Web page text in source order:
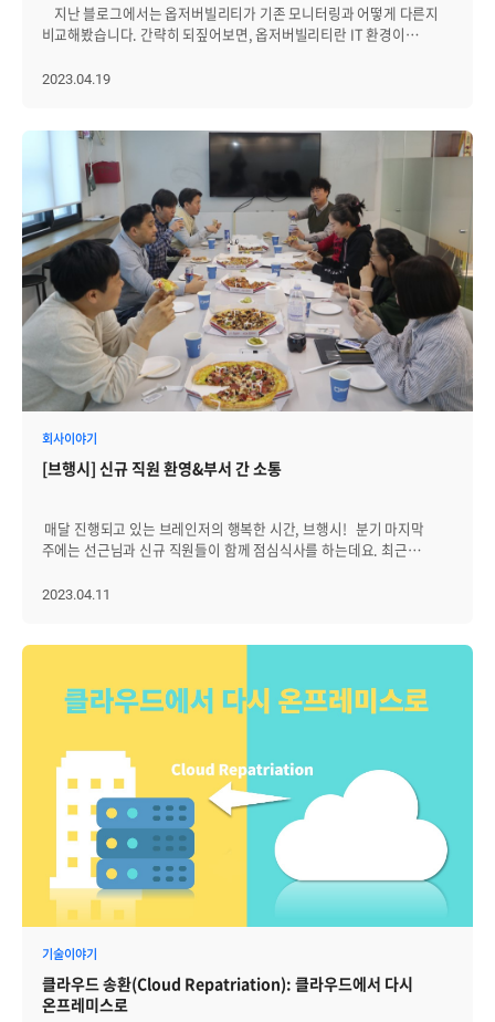
하는 분들에게 도움이 됐으면 좋겠습니다. 그리고 원하는 결과를 얻어
회사의 좋은 팀원분들과 함께 일하면서 서로의 성장을 도와주게 되길
하겠습니다. 시간 내어 긴 글 읽어주셔서 감사합니다.
직접 옵저버빌리티를 구현하기 위해서는 먼저 필요한 데이터를
수집해야 합니다. 필요한 데이터가 무엇인지, 어떤 방식으로 수집할지
및 설정합니다. 이 단계는 시간이 가장 오래 걸리고, 나중에 잘못된
이 단계에서 주의할 점은 예전처럼 여러 소스에서 수집한 데이터를
단순하게 저장하는 것이 아니라, 전체적인 관점에서 어떤 이벤트가
일어나는지를 추적이 가능하도록 데이터 간의 연결과 선후 관계를
설정하는 것입니다. 어려운 점은 새로운 클라우드 기술을 도입하거나
기존의 인프라나 애플리케이션에서 변경이 발생할 때마다 데이터를
계속해서 정리를 해야 하는데, 이를 위해 플랫폼을 지속적으로 수정하고
구성을 추가해야 한다는 것입니다. 마지막으로 부정확한 경고들은
제거해야 합니다. 비즈니스 상황과 데이터는 계속해서 변화하기 때문에
이에 맞게 베이스 라인을 지속적으로 확인하고, 임계치를 조정해서
불필요한 알람이나 노이즈 데이터가 생기는 것을 방지해야 합니다.
결론적으로 직접 옵저버빌리티를 구현하는 것은 처음에는 쉬워 보여도
고급 인력과 많은 시간을 확보해야 하며, 별개로 시간이 지남에 따라서
효율성과 확장성이 떨어진다는 점을 감안하면 대부분의 기업은
감당하기 어렵다고 할 수 있습니다. 그렇다면, Zenius(제니우스)
향상을 위한 가장 기본적인 기능은 토폴로지맵 또는 대시보드입니다.
다양한 인프라의 물리적 논리적 연결구조들을 한 눈에 시각적으로
파악할 수 있도록 해야 합니다. Zenius는 각 인프라별 상황을 한 눈에 볼
서비스 별 상황들을 감시할 수 있는 대시보드 등 크게 세가지의 뷰어
(Viewer)를 제공합니다. 인프라의 구성 상황에 따라 다층적으로
줍니다. 이러한 뷰어들은 기존 ‘모니터링’의 개념에서 ‘옵저버빌리티’
기본적으로 탑재돼 있습니다. 복합감시를 대표 기능에는 ERMS(Event
Relation Management System), 스냅샷 그리고 조치 자동화 등을 들
이용해 새로운 감시 기준을 만들어, 의미있는 이벤트를 생성해
사용자에게 개별 장비 수준이 아닌 서비스 관점에서 정확한 상황 정
보를 제공합니다. l 스냅샷은 서비스 동작에서 이벤트가 발생했을 때,
당시 상황을 Rawdata 기반으로 그대로 재현하는 기능으로 SMS,
DBMS, APM, NMS 등 모든 인프라를 동시에 볼 수 있습니다. l 조치
자동화는 ERMS를 자동운영시스템과 연동해, 특정 상황에서 자동으로
스크립트를 실행해 제어하는 기능입니다. 트레이싱 기능은 APM에서
제공하는 기능으로, WAS(Web Application Server)에 인입되고
처리되는 모든 트랜잭션들을 실시간으로 모니터링하고 지연되고 있는
상황을 토폴로지 뷰를 통해 가시적으로 분석할 수 있습니다. 사용자는
연결된 DB, 네트워크 등 여러 노드들 간의 응답속도 및 시간들을
직관적으로 파악할 수 있습니다. 제니우스의 또 다른 옵저버빌리티는
지난 블로그에서는 옵저버빌리티가 기존 모니터링과 어떻게 다른지
비교해봤습니다. 간략히 되짚어보면, 옵저버빌리티란 IT 환경이
해결하기 위해 서비스의 내부 상태와 동작을 이해하는 능력입니다.
수집하고 분석하여 IT시스템의 근본 원인에 접근하고, IT 운영 전문가의
노하우를 바탕으로 각 메트릭별 상관관계를 분석해 미래의 장애를
예측하는 인사이트를 강조합니다. 이번 블로그에서는 옵저버빌리티
확보에 가장 기본이자 중요한 정보 소스인 로깅, 메트릭, 트레이싱을
중심으로 알아보겠습니다. 이 세가지 소스는 시스템의 정확한
모니터링을 보장하고, 문제가 발생할 때 무엇이 잘못됐는지 근본원인을
추적하고, 전체 기능을 개선하는 데 도움이 되는 방법들입니다. 물론 이
세가지 방법만으로 옵저버빌리티가 확보됐다고 할 수는 없습니다.
옵저버빌리티 확보를 위해서는 로깅, 메트릭, 트레이싱을 통합해
이벤트의 상관관계를 분석하고, 데이터 시각화로 사용자에게
인사이트를 제공하는 능력이 추가돼야 합니다. l Logging : 시스템
내에서 발생하는 이벤트를 인지하고 향후 분석을 위해 저장하는
프로세스 l Metric : 응답 시간 또는 오류율과 같은 시스템 성능을
설명하는 숫자 값 l Tracing: 개발자가 병목 현상과 성능 문제를 식별할
수 있도록 서비스 호출 경로와 시간을 추적하는 프로세스 Logging
프로세스입니다. 로깅은 시스템 동작을 이해하고 문제를 진단하는 데
들어 웹 애플리케이션에 문제가 발생한 경우 로그를 남기는데, 메트릭을
통해서는 이 문제를 발견할 수 없으므로 그래서 로그는 중요합니다.
Kibana)처럼 정교한 프레임워크에 이르기까지 다양한 형태를 취할 수
수집, 저장하고 분석할 때 다음과 같은 사항을 유의해야 합니다. l
떨어뜨릴 수 있습니다. 따라서 어떤 데이터를 기록하고, 어떤 데이터를
기록하지 않을지 필터링하는 것이 중요합니다. l 장기간 보관할 필요가
로그에는 인사이트를 제공할 수 있는 모든 컨텍스트 정보가 포함돼야
합니다. l 로깅은 다른 프로세스에 영향을 미치지 않도록 비동기
방식이어야 합니다. l 민감한 데이터가 로그에 남겨지지 않도록
마스킹을 해야 합니다. 그럼 로그 분석을 통해 알 수 있는 정보는 무엇이
있을까요? l 시스템의 상태: 로그에는 어떤 액션을 수행했는지, 어떤
데이터가 처리됐는지, 또 어떤 오류가 발생했는지 등의 정보가 담겨
있으므로 이러한 정보를 분석해 시스템의 상태를 파악할 수 있습니다.
l 이슈 파악: 로그에는 어떤 오류가 발생했고, 어떤 요청이 실패했는지,
어떤 리소스가 부족한지 등의 정보가 담겨 있으므로 이러한 정보를
로그에는 로그인 시도, 권한 부여, 보안 이벤트 발생 등의 정보가 담겨
있으므로 이러한 정보를 분석해 보안 이슈를 파악하고, 보안성을 강화할
수 있습니다. Metric 로그가 텍스트라면 메트릭은 단순한
2023.04.19
회사이야기
[브행시] 신규 직원 환영&부서 간 소통
매달 진행되고 있는 브레인저의 행복한 시간, 브행시! 분기 마지막
주에는 선근님과 신규 직원들이 함께 점심식사를 하는데요. 최근
사원부터 팀장까지, 회의실에 한가득 모여 선근님과 도란도란 이야기를
진행했습니다. 이날은 해외 워크숍을 앞두고 있던터라, 숙소는 누구와
쓰게 될지, 서로의 여행 계획은 어떻게 되는지 등에 대한 이야기를
있는 인프라코어팀과 인프라웹팀이 한 자리에 모였어요. 이날 모인
브레인저들은 차장급 이상에 장기근속자 분들이 대부분이었는데요.
모두 편하게 대해 주셔서 화기애애한 분위기 속에서 따뜻한 시간을 보낼
수 있었습니다. 이제 브행시를 진행한 지 1년이 됐습니다. 모든
부서가 한 번 이상씩 브행시에 참여하면서 소통해나가고 있는데요. 함께
하지 못해 본 부서들이 서로 밥 한끼 할 때까지, 브행시는 앞으로도 쭈욱
~~~~~ 계속됩니다!!!!
2023.04.11
기술이야기
클라우드 송환(Cloud Repatriation): 클라우드에서 다시
온프레미스로